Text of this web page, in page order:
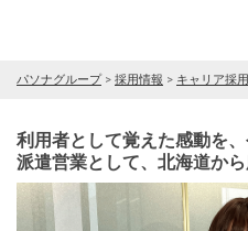
パソナグループ> 採用情報 > キャリア採用
利用者として覚えた感動を
派遣営業として、北海道か